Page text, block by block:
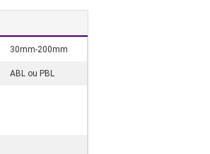
30mm-200mm
ABL ou PBL